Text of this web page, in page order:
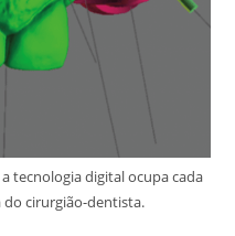
tecnologia digital ocupa cada
do cirurgião-dentista.